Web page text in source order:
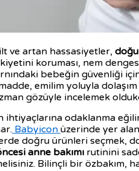
ve artan hassasiyetler,
koruması, nem
bebeğin güvenliği
emilim yoluyla
gözüyle incelemek
odaklanma
Babyicon üzerinde yer
doğru ürünleri seçmek,
anne bakımı rutinini
Bilinçli bir özbakım,